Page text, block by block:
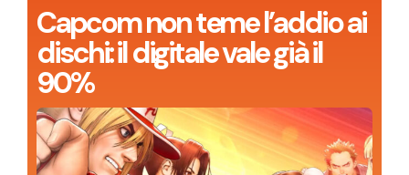
Capcom non teme l’addio ai
dischi: il digitale vale già il
90%